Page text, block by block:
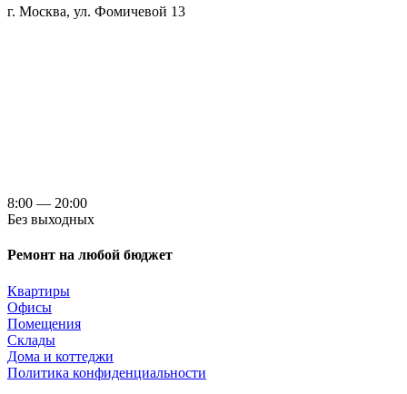
г. Москва, ул. Фомичевой 13
8:00 — 20:00
Без выходных
Ремонт на любой бюджет
Квартиры
Офисы
Помещения
Склады
Дома и коттеджи
Политика конфиденциальности